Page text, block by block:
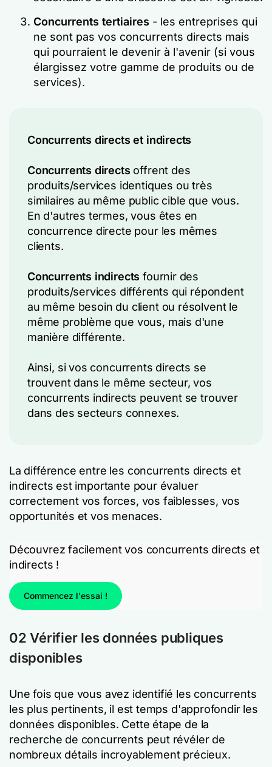
Concurrents tertiaires - les entreprises qui
ne sont pas vos concurrents directs mais
qui pourraient le devenir à l'avenir (si vous
élargissez votre gamme de produits ou de
services).
Concurrents directs et indirects
Concurrents directs offrent des
produits/services identiques ou très
similaires au même public cible que vous.
En d'autres termes, vous êtes en
concurrence directe pour les mêmes
clients.
Concurrents indirects fournir des
produits/services différents qui répondent
au même besoin du client ou résolvent le
même problème que vous, mais d'une
manière différente.
Ainsi, si vos concurrents directs se
trouvent dans le même secteur, vos
concurrents indirects peuvent se trouver
dans des secteurs connexes.
La différence entre les concurrents directs et
indirects est importante pour évaluer
correctement vos forces, vos faiblesses, vos
opportunités et vos menaces.
Découvrez facilement vos concurrents directs et
indirects !
Commencez l'essai !
02 Vérifier les données publiques
disponibles
Une fois que vous avez identifié les concurrents
les plus pertinents, il est temps d'approfondir les
données disponibles. Cette étape de la
recherche de concurrents peut révéler de
nombreux détails incroyablement précieux.